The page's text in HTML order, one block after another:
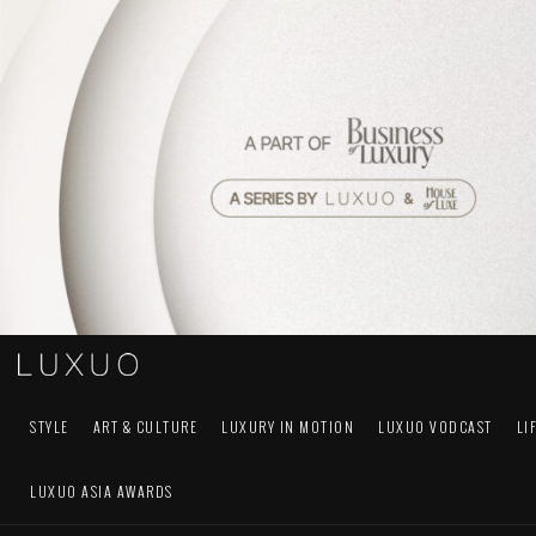
STYLE ART & CULTURE LUXURY IN MOTION LUXUO VODCAST
LUXUO ASIA AWARDS